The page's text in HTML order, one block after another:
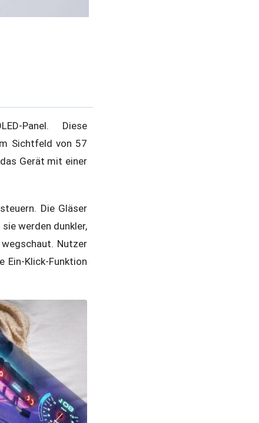
Panel. Diese
Sichtfeld von 57
Gerät mit einer
Die Gläser
werden dunkler,
Nutzer
Ein-Klick-Funktion